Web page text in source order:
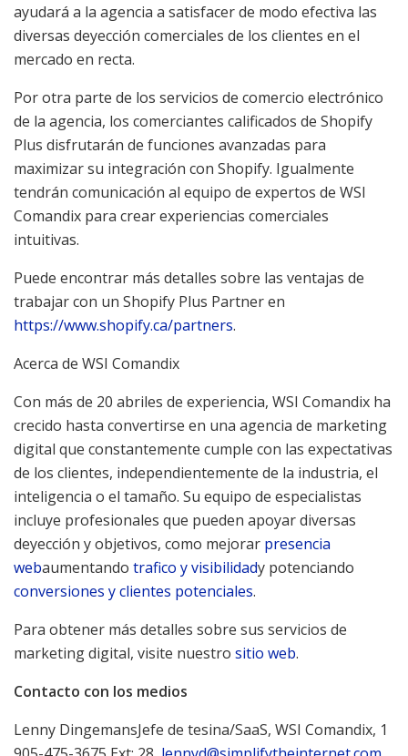
ayudará a la agencia a satisfacer de modo efectiva las
diversas deyección comerciales de los clientes en el
mercado en recta.
Por otra parte de los servicios de comercio electrónico
de la agencia, los comerciantes calificados de Shopify
Plus disfrutarán de funciones avanzadas para
maximizar su integración con Shopify. Igualmente
tendrán comunicación al equipo de expertos de WSI
Comandix para crear experiencias comerciales
intuitivas.
Puede encontrar más detalles sobre las ventajas de
trabajar con un Shopify Plus Partner en
https://www.shopify.ca/partners.
Acerca de WSI Comandix
Con más de 20 abriles de experiencia, WSI Comandix ha
crecido hasta convertirse en una agencia de marketing
digital que constantemente cumple con las expectativas
de los clientes, independientemente de la industria, el
inteligencia o el tamaño. Su equipo de especialistas
incluye profesionales que pueden apoyar diversas
deyección y objetivos, como mejorar presencia
webaumentando trafico y visibilidady potenciando
conversiones y clientes potenciales.
Para obtener más detalles sobre sus servicios de
marketing digital, visite nuestro sitio web.
Contacto con los medios
Lenny DingemansJefe de tesina/SaaS, WSI Comandix, 1